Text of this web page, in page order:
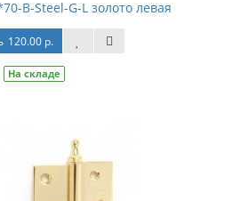
В-Steel-G-L золото левая
120.00 р.
На складе